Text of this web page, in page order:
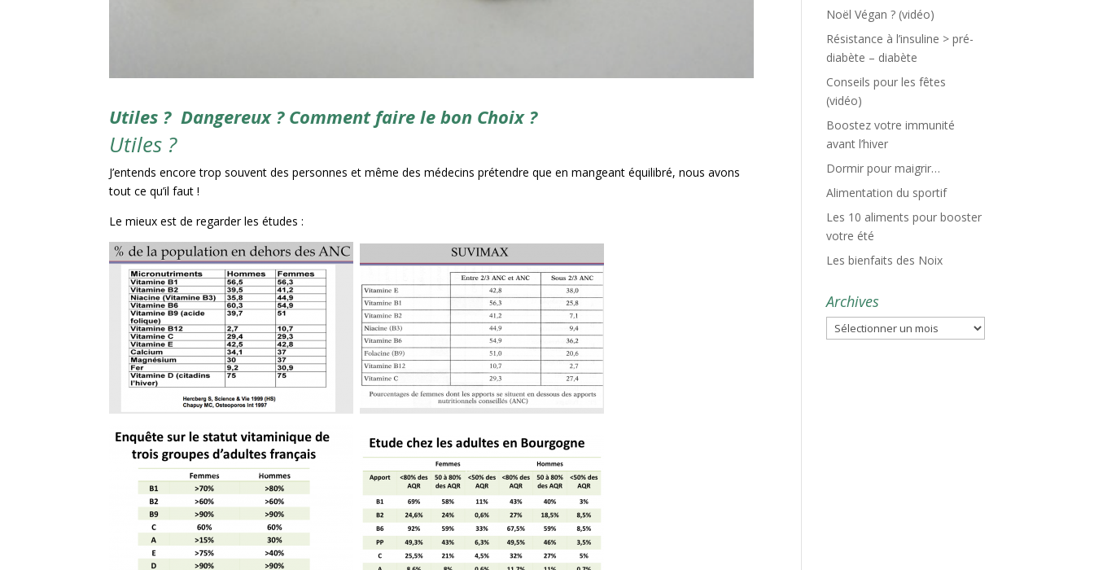
Utiles ? Dangereux ? Comment faire le bon Choix ?
Utiles ?
J’entends encore trop souvent des personnes et même des médecins prétendre que en mangeant équilibré, nous avons
tout ce qu’il faut !
Le mieux est de regarder les études :
Noël Végan ? (vidéo)
Résistance à l’insuline > pré-
diabète – diabète
Conseils pour les fêtes
(vidéo)
Boostez votre immunité
avant l’hiver
Dormir pour maigrir…
Alimentation du sportif
Les 10 aliments pour booster
votre été
Les bienfaits des Noix
Archives
Archives